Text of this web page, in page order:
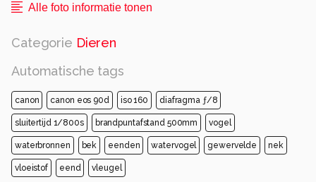
Alle foto informatie tonen
Categorie Dieren
Automatische tags
canon canon eos 90d iso 160 diafragma ƒ/8
sluitertijd 1/800s brandpuntafstand 500mm vogel
waterbronnen bek eenden watervogel gewervelde nek
vloeistof eend vleugel